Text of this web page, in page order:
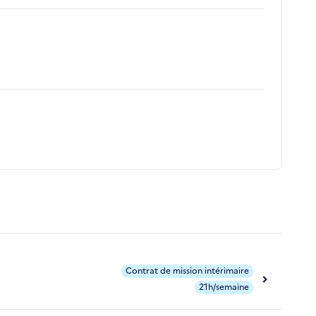
Contrat de mission intérimaire
21h/semaine